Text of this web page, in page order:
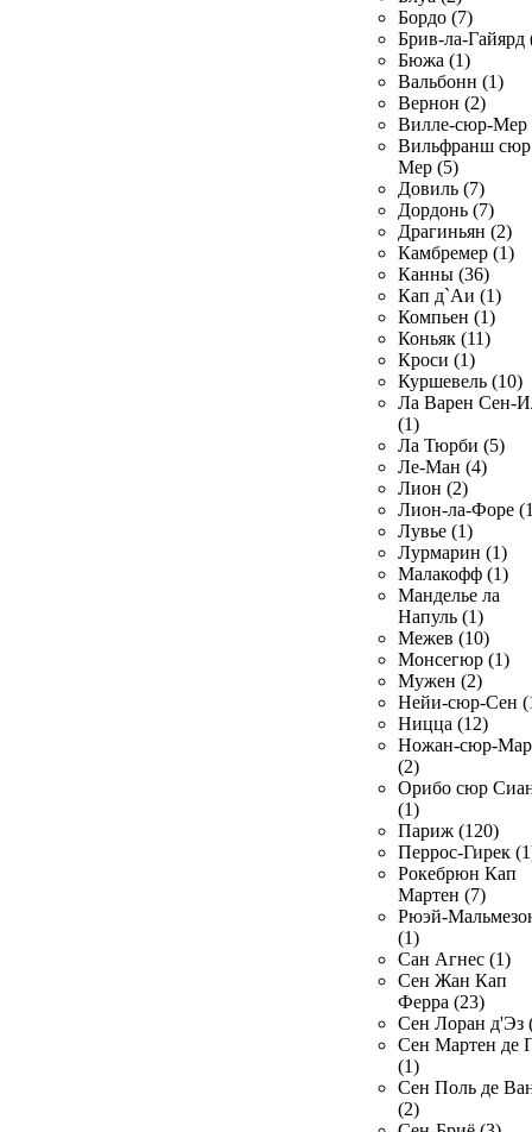
Бордо (7)
Брив-ла-Гайярд
Бюжа (1)
Вальбонн (1)
Вернон (2)
Вилле-сюр-Мер
Вильфранш сюр
Мер (5)
Довиль (7)
Дордонь (7)
Драгиньян (2)
Камбремер (1)
Канны (36)
Кап д`Аи (1)
Компьен (1)
Коньяк (11)
Кроси (1)
Куршевель (10)
Ла Варен Сен-
(1)
Ла Тюрби (5)
Ле-Ман (4)
Лион (2)
Лион-ла-Форе
Лувье (1)
Лурмарин (1)
Малакофф (1)
Манделье ла
Напуль (1)
Межев (10)
Монсегюр (1)
Мужен (2)
Нейи-сюр-Сен
Ницца (12)
Ножан-сюр-
(2)
Орибо сюр
(1)
Париж (120)
Перрос-Гирек
Рокебрюн Кап
Мартен (7)
Рюэй-
(1)
Сан Агнес (1)
Сен Жан Кап
Ферра (23)
Сен Лоран д'Эз
Сен Мартен де
(1)
Сен Поль де
(2)